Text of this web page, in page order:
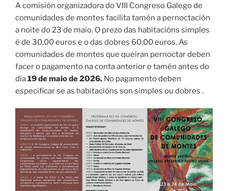
A comisión organizadora do VIII Congreso Galego de
comunidades de montes facilita tamén a pernoctación
a noite do 23 de maio. O prezo das habitacións simples
é de 30,00 euros e o das dobres 60,00 euros. As
comunidades de montes que queiran pernoctar deben
facer o pagamento na conta anterior e tamén antes do
día19 de maio de 2026. No pagamento deben
especificar se as habitacións son simples ou dobres .